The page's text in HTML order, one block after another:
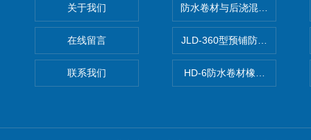
关于我们
在线留言
联系我们
防水卷材与后浇混凝土剥离强
JLD-360型预铺防水卷材抗冲
HD-6防水卷材橡胶测厚仪